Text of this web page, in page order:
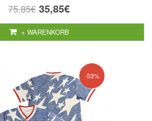
75,85€ 35,85€
+ WARENKORB
-53%